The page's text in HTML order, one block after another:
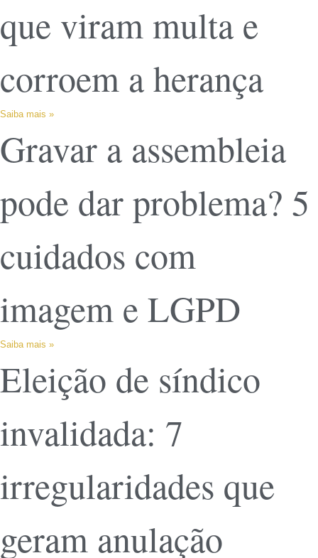
que viram multa e
corroem a herança
Saiba mais »
Gravar a assembleia
pode dar problema? 5
cuidados com
imagem e LGPD
Saiba mais »
Eleição de síndico
invalidada: 7
irregularidades que
geram anulação